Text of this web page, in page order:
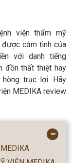
viện thẩm mỹ
được cảm tình của
với danh tiếng
đồn thất thiệt hay
trục lợi. Hãy
MEDIKA review
−